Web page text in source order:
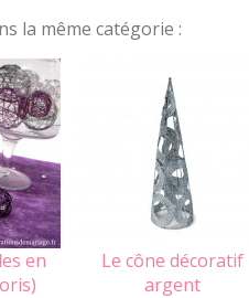
la même catégorie :
en
Le cône décoratif
argent